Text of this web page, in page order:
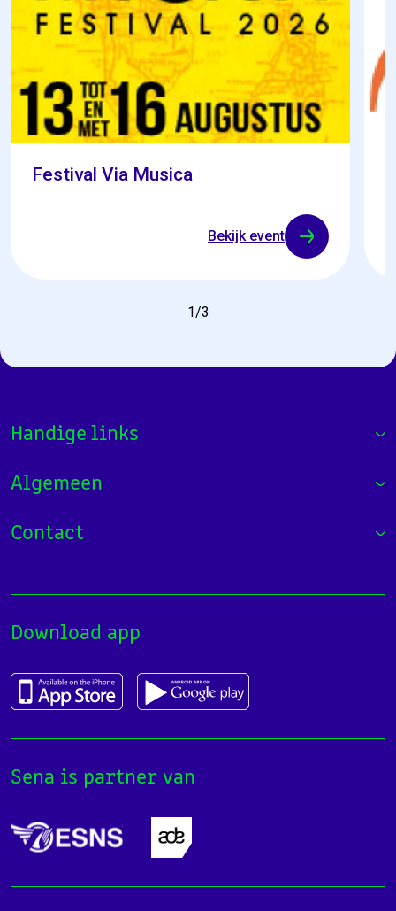
Festival Via Musica
Bekijk event
1/3
Handige links
Algemeen
Contact
Download app
Sena is partner van